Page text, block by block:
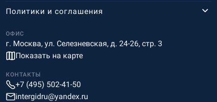
ОФИС
г. Москва, ул. Селезневская, д. 24-26, стр. 3
Показать на карте
Политики и соглашения
КОНТАКТЫ
+7 (495) 502-41-50
intergidru@yandex.ru